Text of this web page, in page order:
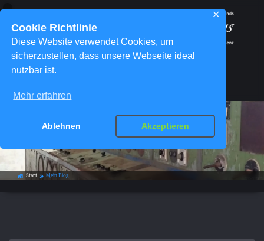
Cookie Richtlinie
Diese Website verwendet Cookies, um
sicherzustellen, dass unsere Webseite ideal
nutzbar ist.
Mehr erfahren
Ablehnen Akzeptieren
✕
Mein Blog
home_work Start double_arrow Mein Blog